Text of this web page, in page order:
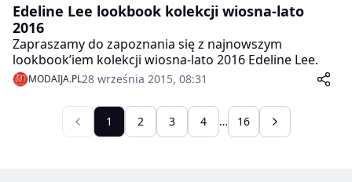
Edeline Lee lookbook kolekcji wiosna-lato
2016
Zapraszamy do zapoznania się z najnowszym
lookbook’iem kolekcji wiosna-lato 2016 Edeline Lee.
MODAIJA.PL28 września 2015, 08:31
1 2 3 4 … 16